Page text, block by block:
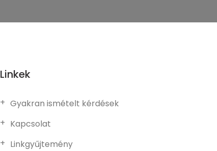
Linkek
Gyakran ismételt kérdések
Kapcsolat
Linkgyűjtemény